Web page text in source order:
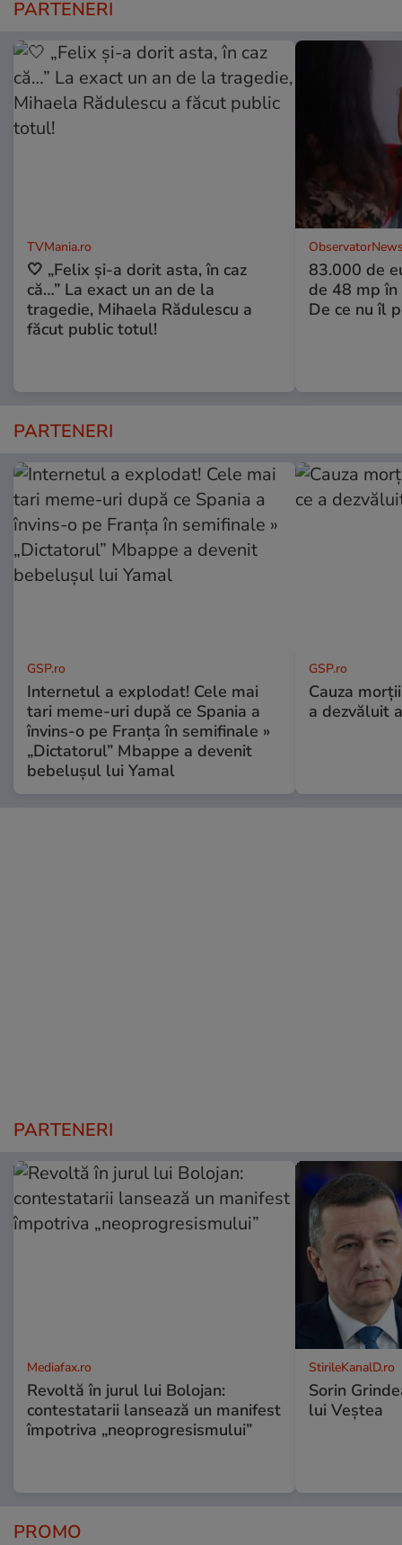
PARTENERI
TVMania.ro
🤍 „Felix și-a dorit asta, în caz
că…” La exact un an de la
tragedie, Mihaela Rădulescu a
făcut public totul!
83.000 de
de 48 mp
De ce nu îl
PARTENERI
GSP.ro
Internetul a explodat! Cele mai
tari meme-uri după ce Spania a
învins-o pe Franța în semifinale »
„Dictatorul” Mbappe a devenit
bebelușul lui Yamal
GSP.ro
Cauza
a dezvăluit
PARTENERI
Mediafax.ro
Revoltă în jurul lui Bolojan:
contestatarii lansează un manifest
împotriva „neoprogresismului”
StirileKanalD.ro
Sorin
lui Veștea
PROMO